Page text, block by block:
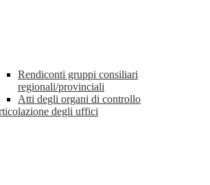
Rendiconti gruppi consiliari
regionali/provinciali
Atti degli organi di controllo
degli uffici